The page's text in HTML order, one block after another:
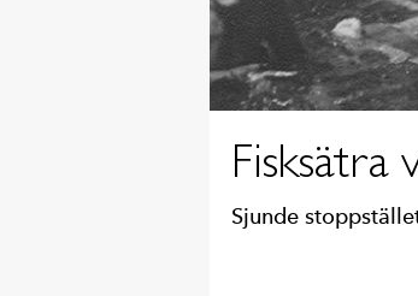
Fisksätra
Sjunde